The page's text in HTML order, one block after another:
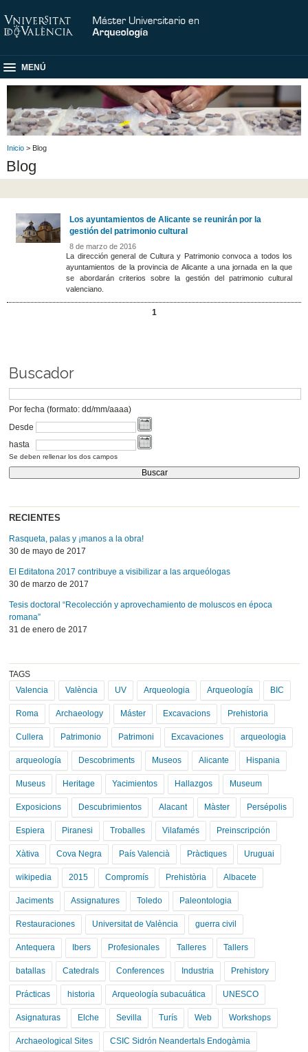
MENÚ
Inicio > Blog
Blog
Los ayuntamientos de Alicante se reunirán por la
gestión del patrimonio cultural
8 de marzo de 2016
La dirección general de Cultura y Patrimonio convoca a todos los
ayuntamientos de la provincia de Alicante a una jornada en la que
se abordarán criterios sobre la gestión del patrimonio cultural
valenciano.
1
Buscador
Por fecha (formato: dd/mm/aaaa)
Desde
hasta
Se deben rellenar los dos campos
RECIENTES
Rasqueta, palas y ¡manos a la obra!
30 de mayo de 2017
El Editatona 2017 contribuye a visibilizar a las arqueólogas
30 de marzo de 2017
Tesis doctoral “Recolección y aprovechamiento de moluscos en época
romana”
31 de enero de 2017
TAGS
Valencia
València UV Arqueologia Arqueología BIC
Roma Archaeology Máster Excavacions Prehistoria
Cullera Patrimonio Patrimoni Excavaciones arqueologia
arqueología Descobriments Museos Alicante Hispania
Museus Heritage Yacimientos Hallazgos Museum
Exposicions Descubrimientos Alacant Màster Persépolis
Espiera Piranesi Troballes Vilafamés Preinscripción
Xàtiva Cova Negra País Valencià Pràctiques Uruguai
wikipedia 2015 Compromís Prehistòria Albacete
Jaciments Assignatures Toledo Paleontologia
Restauraciones Universitat de València guerra civil
Antequera Ibers Profesionales Talleres Tallers
batallas Catedrals Conferences Industria Prehistory
Prácticas historia Arqueología subacuática UNESCO
Asignaturas Elche Sevilla Turís Web Workshops
Archaeological Sites CSIC Sidrón Neandertals Endogàmia